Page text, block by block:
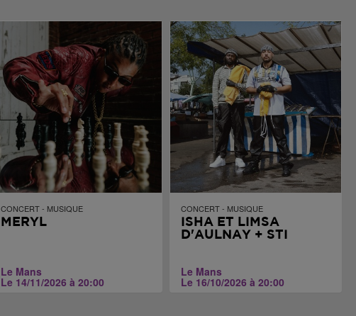
CONCERT - MUSIQUE
MERYL
Le Mans
Le 14/11/2026 à 20:00
CONCERT - MUSIQUE
ISHA ET LIMSA
D'AULNAY + STI
Le Mans
Le 16/10/2026 à 20:00